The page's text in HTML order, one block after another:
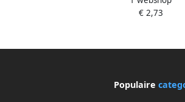
€ 2,73
Populaire